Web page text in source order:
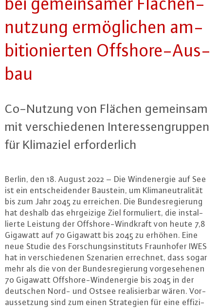
nut­zung er­mög­li­chen am­
bi­tio­nier­ten Off­shore-Aus­
bau
Co-Nut­zung von Flächen gemeinsam
mit ver­schie­de­nen In­ter­es­sen­grup­pen
für Klimaziel er­for­der­lich
Berlin, den 18. August 2022 – Die Wind­ener­gie auf See
ist ein ent­schei­den­der Baustein, um Kli­ma­neu­tra­li­tät
bis zum Jahr 2045 zu erreichen. Die Bun­des­re­gie­rung
hat deshalb das ehr­gei­zi­ge Ziel for­mu­liert, die in­stal­
lier­te Leistung der Off­shore-Wind­kraft von heute 7,8
Gigawatt auf 70 Gigawatt bis 2045 zu erhöhen. Eine
neue Studie des For­schungs­in­sti­tuts Fraun­ho­fer IWES
hat in ver­schie­de­nen Szenarien errechnet, dass sogar
mehr als die von der Bun­des­re­gie­rung vor­ge­se­he­nen
70 Gigawatt Off­shore-Wind­ener­gie bis 2045 in der
deutschen Nord- und Ostsee rea­li­sier­bar wären. Vor­
aus­set­zung sind zum einen Stra­te­gi­en für eine ef­fi­zi­